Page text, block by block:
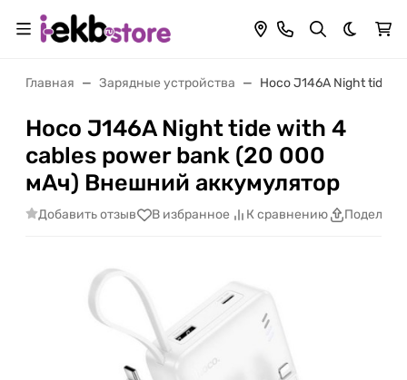
Темная
Главная Зарядные устройства Hoco J146A Night tide
Hoco J146A Night tide with 4
cables power bank (20 000
мАч) Внешний аккумулятор
Добавить отзыв В избранное К сравнению